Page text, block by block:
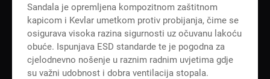
Sandala je opremljena kompozitnom zaštitnom
kapicom i Kevlar umetkom protiv probijanja, čime se
osigurava visoka razina sigurnosti uz očuvanu lakoću
obuće. Ispunjava ESD standarde te je pogodna za
cjelodnevno nošenje u raznim radnim uvjetima gdje
su važni udobnost i dobra ventilacija stopala.